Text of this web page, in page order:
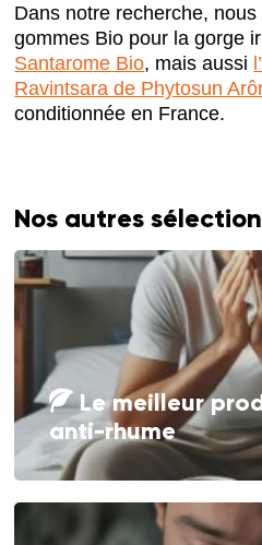
Dans notre recherche,
gommes Bio pour la gorge
Santarome Bio, mais aussi
Ravintsara de Phytosun
conditionnée en France.
Nos autres
Le meilleur
anti-rhume